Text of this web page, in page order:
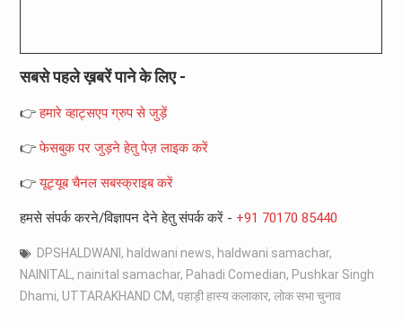
सबसे पहले ख़बरें पाने के लिए -
👉हमारे व्हाट्सएप ग्रुप से जुड़ें
👉फेसबुक पर जुड़ने हेतु पेज़ लाइक करें
👉यूट्यूब चैनल सबस्क्राइब करें
हमसे संपर्क करने/विज्ञापन देने हेतु संपर्क करें - +91 70170 85440
DPSHALDWANI, haldwani news, haldwani samachar,
NAINITAL , nainital samachar, Pahadi Comedian, Pushkar Singh
Dhami, UTTARAKHAND CM, पहाड़ी हास्य कलाकार, लोक सभा चुनाव